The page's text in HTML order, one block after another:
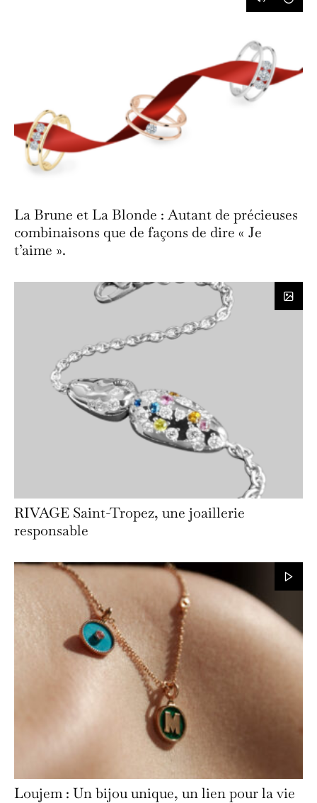
La Brune et La Blonde : Autant de précieuses
combinaisons que de façons de dire « Je
t’aime ».
RIVAGE Saint-Tropez, une joaillerie
responsable
Loujem : Un bijou unique, un lien pour la vie